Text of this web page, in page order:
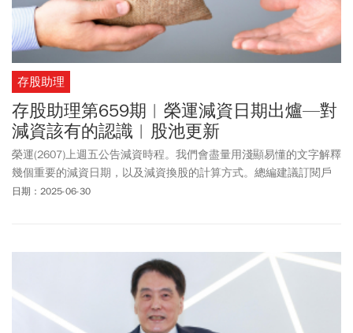
存股助理
存股助理第659期︱榮運減資日期出爐—對
減資該有的認識︱股池更新
榮運(2607)上週五公告減資時程。我們會盡量用淺顯易懂的文字解釋
幾個重要的減資日期，以及減資換股的計算方式。總編建議訂閱戶
要認真地學習減資相關知識，因為，「後資本主義」時代，減資將
日期：2025-06-30